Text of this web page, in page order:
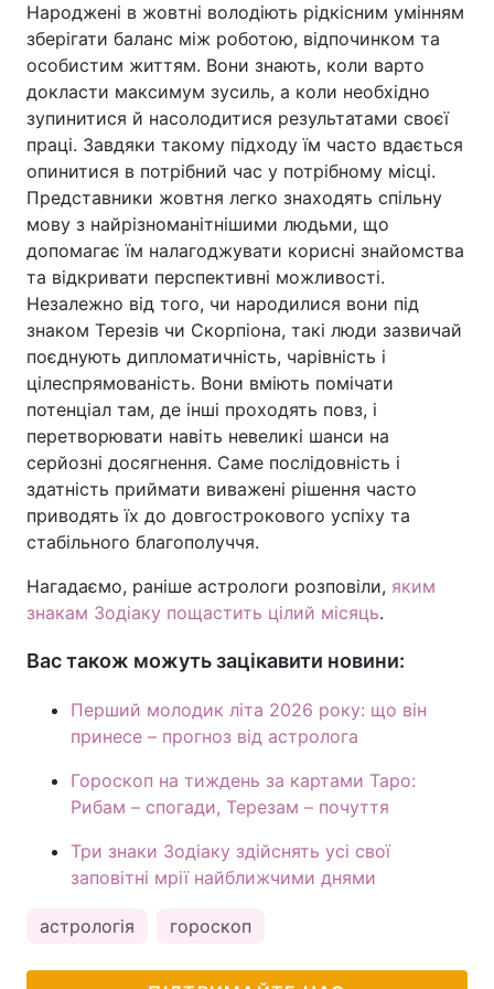
Народжені в жовтні володіють рідкісним умінням
зберігати баланс між роботою, відпочинком та
особистим життям. Вони знають, коли варто
докласти максимум зусиль, а коли необхідно
зупинитися й насолодитися результатами своєї
праці. Завдяки такому підходу їм часто вдається
опинитися в потрібний час у потрібному місці.
Представники жовтня легко знаходять спільну
мову з найрізноманітнішими людьми, що
допомагає їм налагоджувати корисні знайомства
та відкривати перспективні можливості.
Незалежно від того, чи народилися вони під
знаком Терезів чи Скорпіона, такі люди зазвичай
поєднують дипломатичність, чарівність і
цілеспрямованість. Вони вміють помічати
потенціал там, де інші проходять повз, і
перетворювати навіть невеликі шанси на
серйозні досягнення. Саме послідовність і
здатність приймати виважені рішення часто
приводять їх до довгострокового успіху та
стабільного благополуччя.
Нагадаємо, раніше астрологи розповіли, яким
знакам Зодіаку пощастить цілий місяць.
Вас також можуть зацікавити новини:
Перший молодик літа 2026 року: що він
принесе – прогноз від астролога
Гороскоп на тиждень за картами Таро:
Рибам – спогади, Терезам – почуття
Три знаки Зодіаку здійснять усі свої
заповітні мрії найближчими днями
астрологія гороскоп